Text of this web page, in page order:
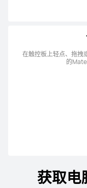
在触控板上轻点、拖拽
的
获取电